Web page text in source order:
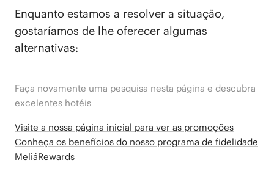
Enquanto estamos a resolver a situação,
gostaríamos de lhe oferecer algumas
alternativas:
Faça novamente uma pesquisa nesta página e descubra
excelentes hotéis
Visite a nossa página inicial para ver as promoções
Conheça os benefícios do nosso programa de fidelidade
MeliáRewards